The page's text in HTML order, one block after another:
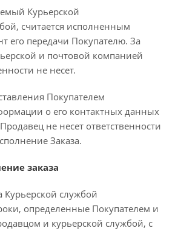
Курьерской
считается исполненным
его передачи Покупателю. За
и почтовой компанией
не несет.
Покупателем
о его контактных данных
не несет ответственности
Заказа.
заказа
Курьерской службой
определенные Покупателем и
и курьерской службой, с